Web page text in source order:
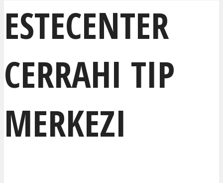
ESTECENTER
CERRAHI TIP
MERKEZI